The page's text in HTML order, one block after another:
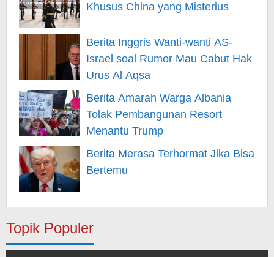
Khusus China yang Misterius
Berita Inggris Wanti-wanti AS-
Israel soal Rumor Mau Cabut Hak
Urus Al Aqsa
Berita Amarah Warga Albania
Tolak Pembangunan Resort
Menantu Trump
Berita Merasa Terhormat Jika Bisa
Bertemu
Topik Populer